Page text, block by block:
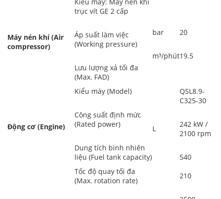
Máy nén khí (Air
compressor)
trục vít GE 2 cấp
Áp suất làm việc
(Working pressure)
Lưu lượng xả tối đa
(Max. FAD)
bar
m³/phút
20
19.5
Động cơ (Engine)
Kiểu máy (Model)
Công suất định mức
(Rated power)
Dung tích bình nhiên
liệu (Fuel tank capacity)
L
QSL8.9-
C325-30
242 kW /
2100 rpm
540
Tốc độ quay tối đa
(Max. rotation rate)
210